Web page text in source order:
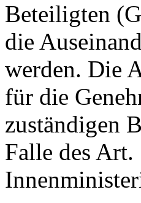
Beteiligten
die
werden. Die
für die
zuständigen
Falle des